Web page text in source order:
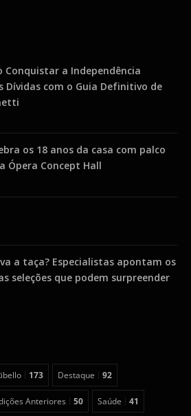
Conquistar a Independência
Dívidas com o Guia Definitivo de
os 18 anos da casa com palco
Ópera Concept Hall
a taça? Especialistas apontam os
seleções que podem surpreender
173 Destaque 92
Anteriores 50 Saúde 41